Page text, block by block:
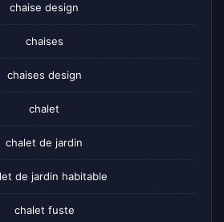
chaise design
chaises
chaises design
chalet
chalet de jardin
de jardin habitable
chalet fuste